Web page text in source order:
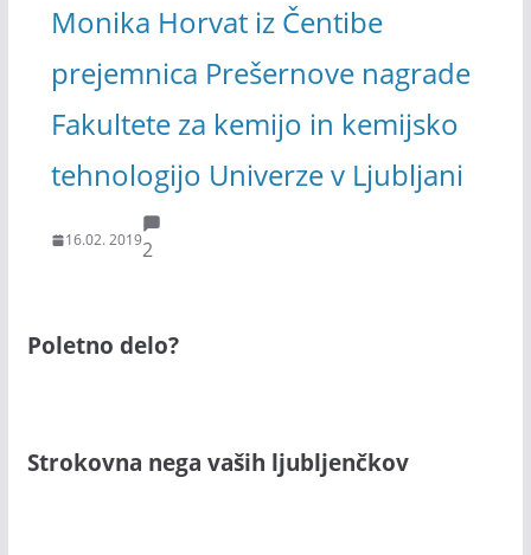
Monika Horvat iz Čentibe
prejemnica Prešernove nagrade
Fakultete za kemijo in kemijsko
tehnologijo Univerze v Ljubljani
16.02. 20192
Poletno delo?
Strokovna nega vaših ljubljenčkov